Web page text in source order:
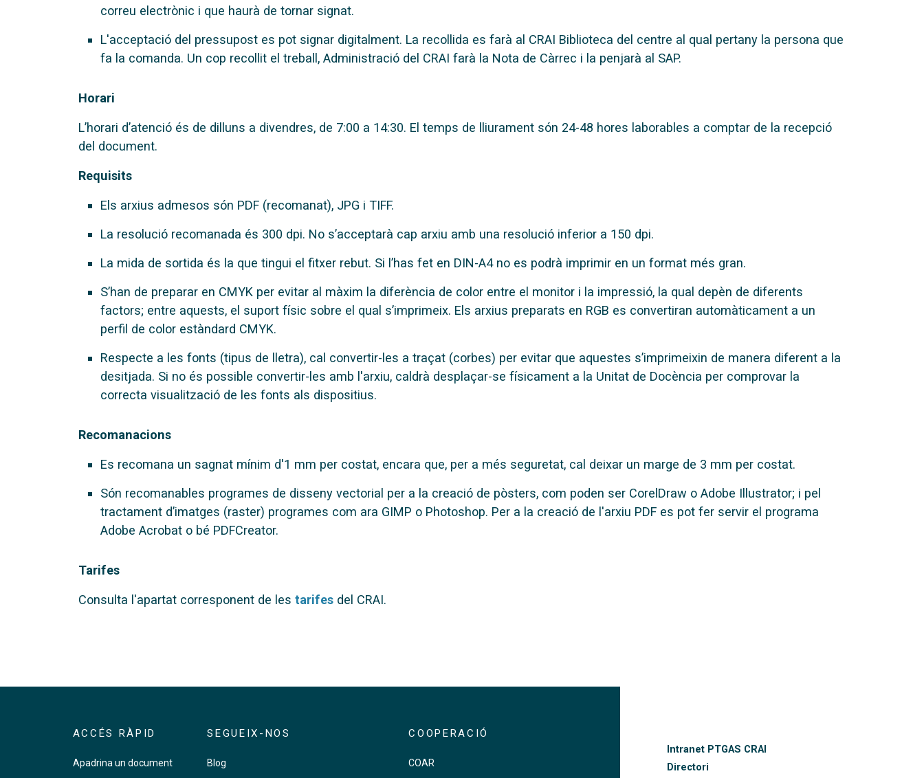
correu electrònic i que haurà de tornar signat.
L'acceptació del pressupost es pot signar digitalment. La recollida es farà al CRAI Biblioteca del centre al qual pertany la persona que
fa la comanda. Un cop recollit el treball, Administració del CRAI farà la Nota de Càrrec i la penjarà al SAP.
Horari
L’horari d’atenció és de dilluns a divendres, de 7:00 a 14:30. El temps de lliurament són 24-48 hores laborables a comptar de la recepció
del document.
Requisits
Els arxius admesos són PDF (recomanat), JPG i TIFF.
La resolució recomanada és 300 dpi. No s’acceptarà cap arxiu amb una resolució inferior a 150 dpi.
La mida de sortida és la que tingui el fitxer rebut. Si l’has fet en DIN-A4 no es podrà imprimir en un format més gran.
S’han de preparar en CMYK per evitar al màxim la diferència de color entre el monitor i la impressió, la qual depèn de diferents
factors; entre aquests, el suport físic sobre el qual s’imprimeix. Els arxius preparats en RGB es convertiran automàticament a un
perfil de color estàndard CMYK.
Respecte a les fonts (tipus de lletra), cal convertir-les a traçat (corbes) per evitar que aquestes s’imprimeixin de manera diferent a la
desitjada. Si no és possible convertir-les amb l'arxiu, caldrà desplaçar-se físicament a la Unitat de Docència per comprovar la
correcta visualització de les fonts als dispositius.
Recomanacions
Es recomana un sagnat mínim d'1 mm per costat, encara que, per a més seguretat, cal deixar un marge de 3 mm per costat.
Són recomanables programes de disseny vectorial per a la creació de pòsters, com poden ser CorelDraw o Adobe Illustrator; i pel
tractament d’imatges (raster) programes com ara GIMP o Photoshop. Per a la creació de l'arxiu PDF es pot fer servir el programa
Adobe Acrobat o bé PDFCreator.
Tarifes
Consulta l'apartat corresponent de les tarifes del CRAI.
ACCÉS RÀPID
Apadrina un document
SEGUEIX-NOS
Blog
COOPERACIÓ
COAR
Intranet PTGAS CRAI
Directori